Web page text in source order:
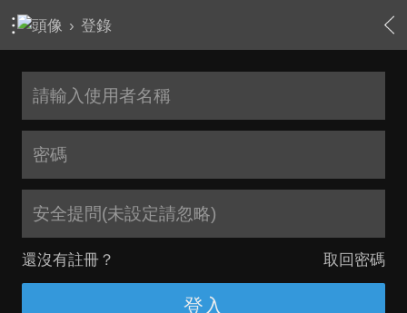
› 登錄
安全提問(未設定請忽略)
還沒有註冊？ 取回密碼
登入